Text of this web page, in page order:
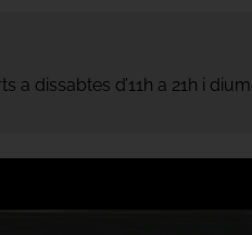
dissabtes d’11h a 21h i